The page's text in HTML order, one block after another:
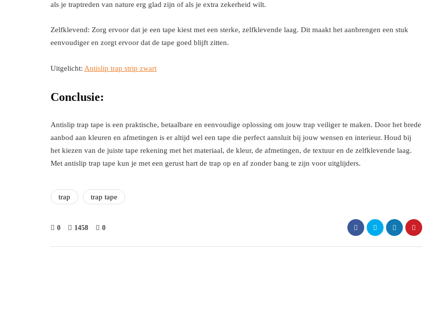
als je traptreden van nature erg glad zijn of als je extra zekerheid wilt.
Zelfklevend: Zorg ervoor dat je een tape kiest met een sterke, zelfklevende laag. Dit maakt het aanbrengen een stuk
eenvoudiger en zorgt ervoor dat de tape goed blijft zitten.
Uitgelicht: Antislip trap strip zwart
Conclusie:
Antislip trap tape is een praktische, betaalbare en eenvoudige oplossing om jouw trap veiliger te maken. Door het brede
aanbod aan kleuren en afmetingen is er altijd wel een tape die perfect aansluit bij jouw wensen en interieur. Houd bij
het kiezen van de juiste tape rekening met het materiaal, de kleur, de afmetingen, de textuur en de zelfklevende laag.
Met antislip trap tape kun je met een gerust hart de trap op en af zonder bang te zijn voor uitglijders.
trap trap tape
0 1458 0